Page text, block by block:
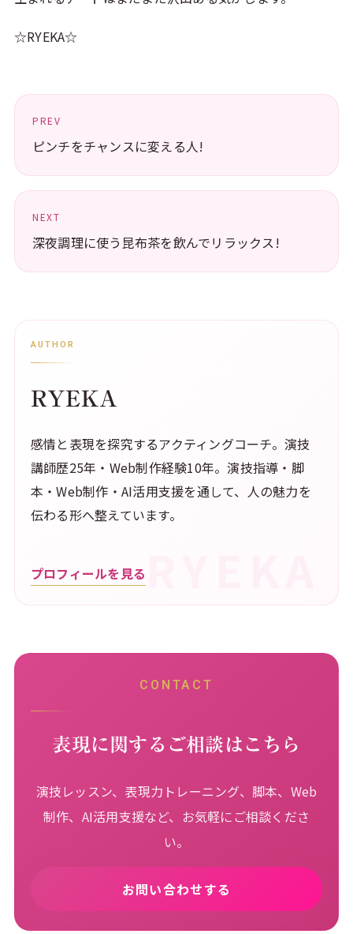
☆RYEKA☆
PREV
ピンチをチャンスに変える人!
NEXT
深夜調理に使う昆布茶を飲んでリラックス!
AUTHOR
RYEKA
感情と表現を探究するアクティングコーチ。演技
講師歴25年・Web制作経験10年。演技指導・脚
本・Web制作・AI活用支援を通して、人の魅力を
伝わる形へ整えています。
プロフィールを見る
CONTACT
表現に関するご相談はこちら
演技レッスン、表現力トレーニング、脚本、Web
制作、AI活用支援など、お気軽にご相談くださ
い。
お問い合わせする